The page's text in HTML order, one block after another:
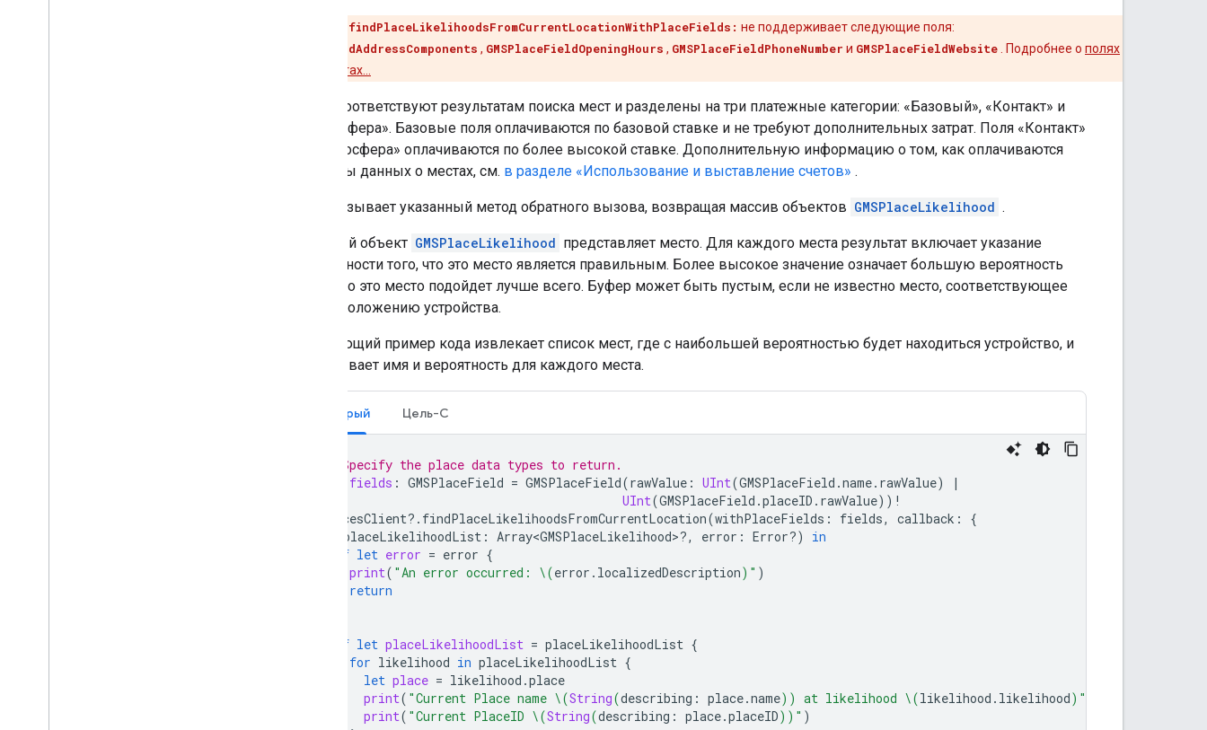
findPlaceLikelihoodsFromCurrentLocationWithPlaceFields: не поддерживает следующие поля:
GMSPlaceFieldAddressComponents , GMSPlaceFieldOpeningHours , GMSPlaceFieldPhoneNumber и GMSPlaceFieldWebsite . Подробнее о полях
данных о местах…
Поля соответствуют результатам поиска мест и разделены на три платежные категории: «Базовый», «Контакт» и
«Атмосфера». Базовые поля оплачиваются по базовой ставке и не требуют дополнительных затрат. Поля «Контакт»
и «Атмосфера» оплачиваются по более высокой ставке. Дополнительную информацию о том, как оплачиваются
запросы данных о местах, см. в разделе «Использование и выставление счетов» .
API вызывает указанный метод обратного вызова, возвращая массив объектов GMSPlaceLikelihood .
Каждый объект GMSPlaceLikelihood представляет место. Для каждого места результат включает указание
вероятности того, что это место является правильным. Более высокое значение означает большую вероятность
того, что это место подойдет лучше всего. Буфер может быть пустым, если не известно место, соответствующее
местоположению устройства.
Следующий пример кода извлекает список мест, где с наибольшей вероятностью будет находиться устройство, и
записывает имя и вероятность для каждого места.
Быстрый Цель-C
// Specify the place data types to return.
fields : GMSPlaceField = GMSPlaceField(rawValue : UInt(GMSPlaceField .name. rawValue)
|
UInt(GMSPlaceField .placeID . rawValue)) !
placesClient?. findPlaceLikelihoodsFromCurrentLocation(withPlaceFields : fields, callback :
{
placeLikelihoodList : Array<GMSPlaceLikelihood>?, error : Error?)
in
if let error = error {
print( "An error occurred: \(error . localizedDescription) " )
return
if let placeLikelihoodList = placeLikelihoodList {
for likelihood in placeLikelihoodList {
let place = likelihood .place
print( "Current Place name \(String(describing : place.name)) at likelihood \(likelihood . likelihood) "
print( "Current PlaceID \(String(describing : place.placeID)) " )